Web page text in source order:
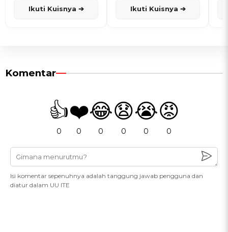
Ikuti Kuisnya ➔ Ikuti Kuisnya ➔
Komentar
👍
0
❤️
0
😂
0
😧
0
😭
0
😡
0
Isi komentar sepenuhnya adalah tanggung jawab pengguna dan
diatur dalam UU ITE